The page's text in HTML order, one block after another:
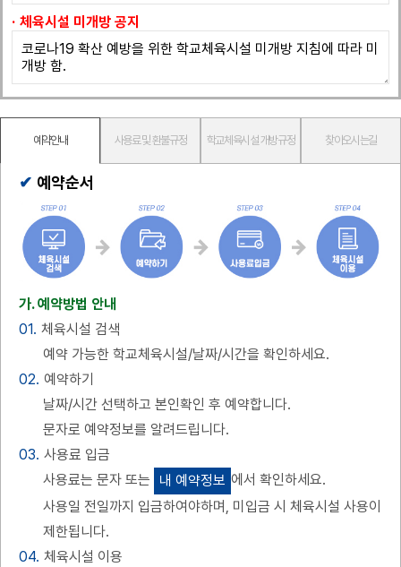
체육시설 미개방 공지
예약안내 사용료 및 환불규정 학교체육시설 개방규정 찾아오시는길
예약순서
가. 예약방법 안내
01. 체육시설 검색
예약 가능한 학교체육시설/날짜/시간을 확인하세요.
02. 예약하기
날짜/시간 선택하고 본인확인 후 예약합니다.
문자로 예약정보를 알려드립니다.
03. 사용료 입금
사용료는 문자 또는
내 예약정보 에서 확인하세요.
사용일 전일까지 입금하여야하며, 미입금 시 체육시설 사용이
제한됩니다.
04. 체육시설 이용